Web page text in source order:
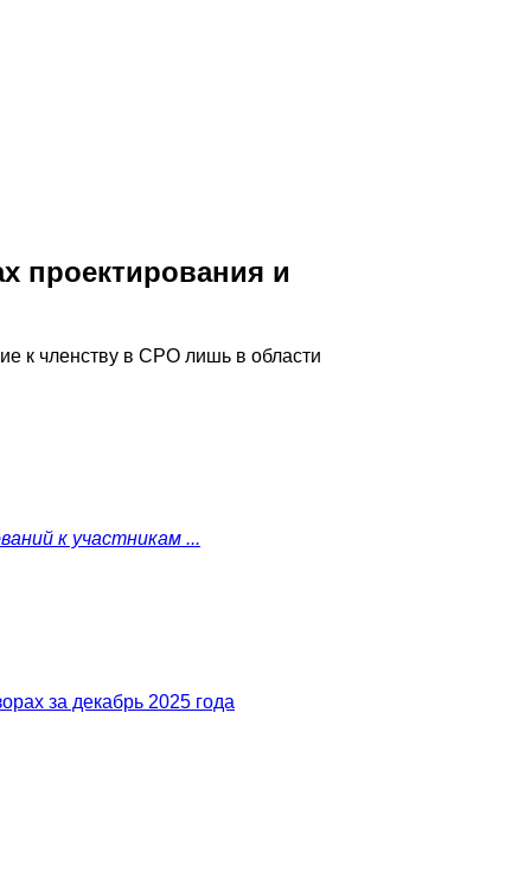
проектирования и
к членству в СРО лишь в области
к участникам ...
за декабрь 2025 года